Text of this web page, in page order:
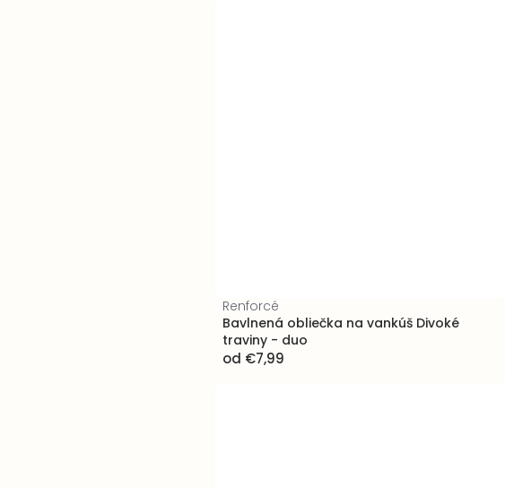
Renforcé
Bavlnená obliečka na vankúš Divoké
traviny - duo
od €7,99